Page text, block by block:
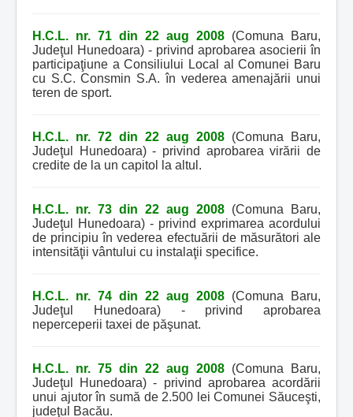
H.C.L. nr. 71 din 22 aug 2008 (Comuna Baru,
Judeţul Hunedoara) - privind aprobarea asocierii în
participaţiune a Consiliului Local al Comunei Baru
cu S.C. Consmin S.A. în vederea amenajării unui
teren de sport.
H.C.L. nr. 72 din 22 aug 2008 (Comuna Baru,
Judeţul Hunedoara) - privind aprobarea virării de
credite de la un capitol la altul.
H.C.L. nr. 73 din 22 aug 2008 (Comuna Baru,
Judeţul Hunedoara) - privind exprimarea acordului
de principiu în vederea efectuării de măsurători ale
intensităţii vântului cu instalaţii specifice.
H.C.L. nr. 74 din 22 aug 2008 (Comuna Baru,
Judeţul Hunedoara) - privind aprobarea
neperceperii taxei de păşunat.
H.C.L. nr. 75 din 22 aug 2008 (Comuna Baru,
Judeţul Hunedoara) - privind aprobarea acordării
unui ajutor în sumă de 2.500 lei Comunei Săuceşti,
judeţul Bacău.